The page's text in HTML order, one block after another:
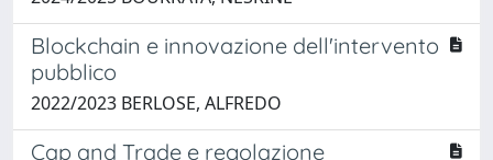
Blockchain e innovazione dell'intervento
pubblico
2022/2023 BERLOSE, ALFREDO
Cap and Trade e regolazione